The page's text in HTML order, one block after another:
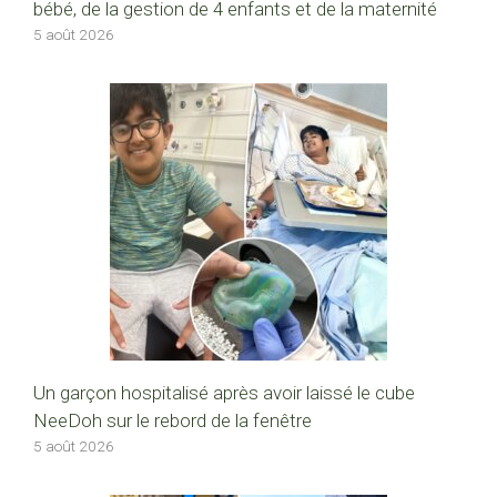
bébé, de la gestion de 4 enfants et de la maternité
5 août 2026
Un garçon hospitalisé après avoir laissé le cube
NeeDoh sur le rebord de la fenêtre
5 août 2026